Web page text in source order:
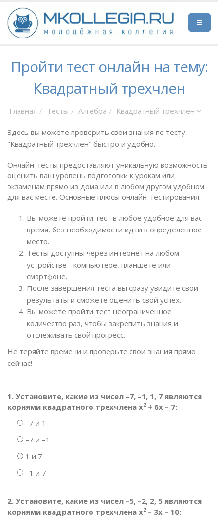
Пройти тест онлайн на тему:
Квадратный трехчлен
Главная Тесты Алгебра Квадратный трехчлен
Здесь вы можете проверить свои знания по тесту
"Квадратный трехчлен" быстро и удобно.
Онлайн-тесты предоставляют уникальную возможность
оценить ваш уровень подготовки к урокам или
экзаменам прямо из дома или в любом другом удобном
для вас месте. Основные плюсы онлайн-тестирования:
Вы можете пройти тест в любое удобное для вас
время, без необходимости идти в определенное
место.
Тесты доступны через интернет на любом
устройстве - компьютере, планшете или
смартфоне.
После завершения теста вы сразу увидите свои
результаты и сможете оценить свой успех.
Вы можете пройти тест неограниченное
количество раз, чтобы закрепить знания и
отслеживать свой прогресс.
Не теряйте времени и проверьте свои знания прямо
сейчас!
1. Установите, какие из чисел –7, –1, 1, 7 являются
корнями квадратного трехчлена х2+ 6х – 7:
–7 и 1
–7 и –1
1 и 7
–1 и 7
2. Установите, какие из чисел –5, –2, 2, 5 являются
корнями квадратного трехчлена х2– 3х – 10: